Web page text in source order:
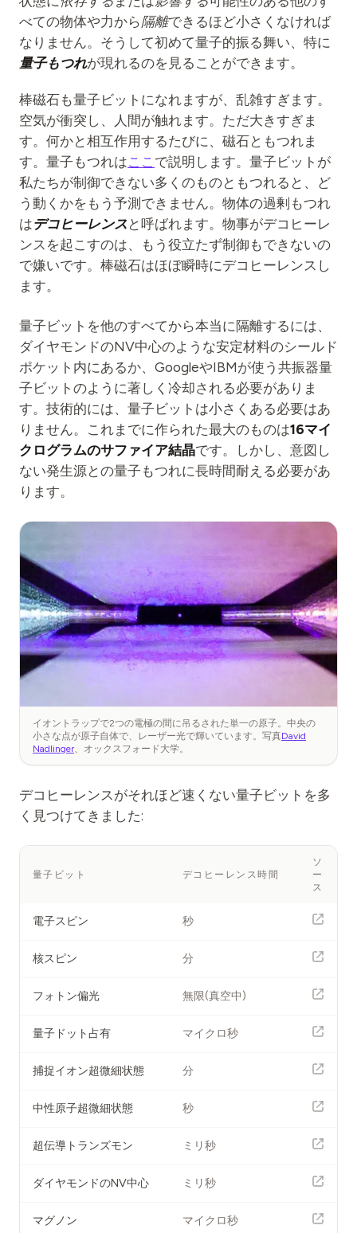
べての物体や力から隔離できるほど小さくなければ
なりません。そうして初めて量子的振る舞い、特に
量子もつれが現れるのを見ることができます。
棒磁石も量子ビットになれますが、乱雑すぎます。
空気が衝突し、人間が触れます。ただ大きすぎま
す。何かと相互作用するたびに、磁石ともつれま
す。量子もつれはここ で説明します。量子ビットが
私たちが制御できない多くのものともつれると、ど
う動くかをもう予測できません。物体の過剰もつれ
はデコヒーレンス と呼ばれます。物事がデコヒーレ
ンスを起こすのは、もう役立たず制御もできないの
で嫌いです。棒磁石はほぼ瞬時にデコヒーレンスし
ます。
量子ビットを他のすべてから本当に隔離するには、
ダイヤモンドのNV中心のような安定材料のシールド
ポケット内にあるか、GoogleやIBMが使う共振器量
子ビットのように著しく冷却される必要がありま
す。技術的には、量子ビットは小さくある必要はあ
りません。これまでに作られた最大のものは16マイ
クログラムのサファイア結晶です。しかし、意図し
ない発生源との量子もつれに長時間耐える必要があ
ります。
イオントラップで2つの電極の間に吊るされた単一の原子。中央の
小さな点が原子自体で、レーザー光で輝いています。写真David
Nadlinger、オックスフォード大学。
デコヒーレンスがそれほど速くない量子ビットを多
く見つけてきました:
量子ビット デコヒーレンス時間
ソ
ー
ス
電子スピン 秒
核スピン 分
フォトン偏光 無限(真空中)
量子ドット占有 マイクロ秒
捕捉イオン超微細状態 分
中性原子超微細状態 秒
超伝導トランズモン ミリ秒
ダイヤモンドのNV中心 ミリ秒
マグノン マイクロ秒